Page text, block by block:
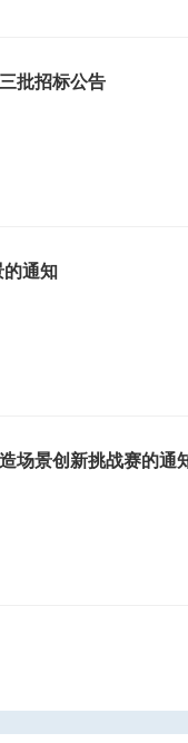
批招标公告
的通知
场景创新挑战赛的通